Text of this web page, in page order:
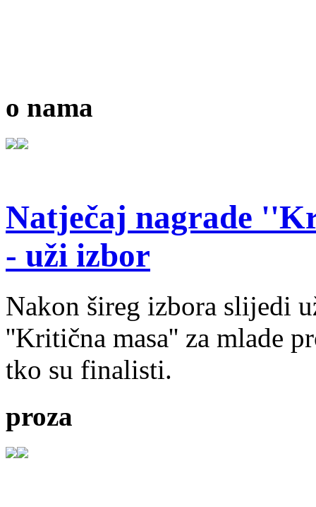
o nama
Natječaj nagrade
- uži izbor
Nakon šireg izbora slijedi
''Kritična masa'' za mlade
tko su finalisti.
proza